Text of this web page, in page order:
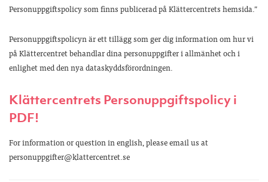
Personuppgiftspolicy som finns publicerad på Klättercentrets hemsida.”
Personuppgiftspolicyn är ett tillägg som ger dig information om hur vi
på Klättercentret behandlar dina personuppgifter i allmänhet och i
enlighet med den nya dataskyddsförordningen.
Klättercentrets Personuppgiftspolicy i
PDF!
For information or question in english, please email us at
personuppgifter@klattercentret.se